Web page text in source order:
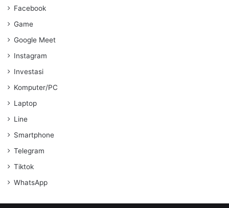
Facebook
Game
Google Meet
Instagram
Investasi
Komputer/PC
Laptop
Line
Smartphone
Telegram
Tiktok
WhatsApp